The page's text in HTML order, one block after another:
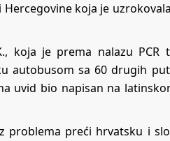
koja je
koja je prema nalazu PCR
autobusom sa 60 drugih
uvid bio napisan na
problema preći hrvatsku i